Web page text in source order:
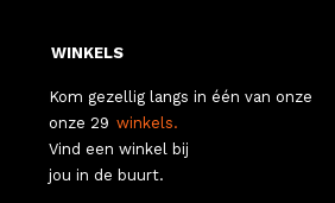
WINKELS
Kom gezellig langs in één van onze
onze 29 winkels.
Vind een winkel bij
jou in de buurt.